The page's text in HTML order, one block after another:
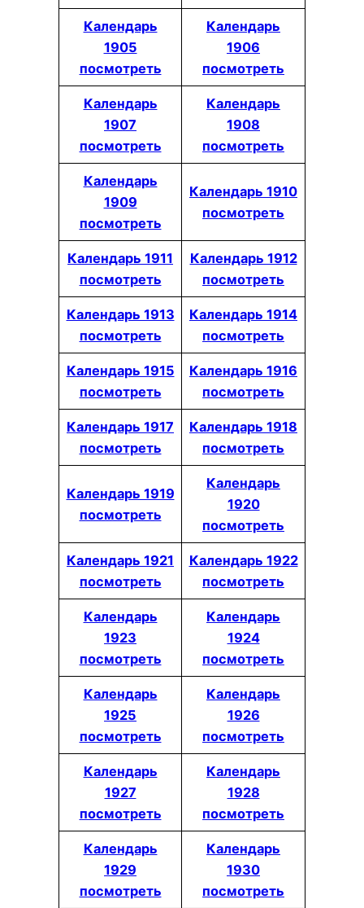
Календарь
1905
посмотреть
Календарь
1906
посмотреть
Календарь
1907
посмотреть
Календарь
1908
посмотреть
Календарь
1909
посмотреть
Календарь 1910
посмотреть
Календарь 1911
посмотреть
Календарь 1912
посмотреть
Календарь 1913
посмотреть
Календарь 1914
посмотреть
Календарь 1915
посмотреть
Календарь 1916
посмотреть
Календарь 1917
посмотреть
Календарь 1918
посмотреть
Календарь 1919
посмотреть
Календарь
1920
посмотреть
Календарь 1921
посмотреть
Календарь 1922
посмотреть
Календарь
1923
посмотреть
Календарь
1924
посмотреть
Календарь
1925
посмотреть
Календарь
1926
посмотреть
Календарь
1927
посмотреть
Календарь
1928
посмотреть
Календарь
1929
посмотреть
Календарь
1930
посмотреть